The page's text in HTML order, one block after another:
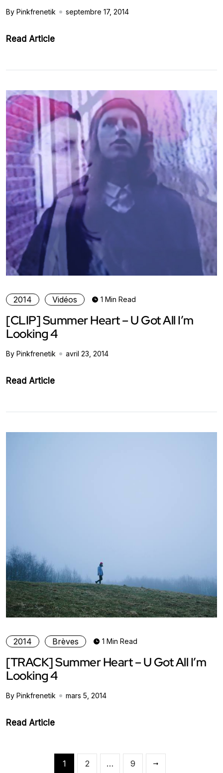
By Pinkfrenetik septembre 17, 2014
Read Article
2014 Vidéos 1 Min Read
[CLIP] Summer Heart – U Got All I’m
Looking 4
By Pinkfrenetik avril 23, 2014
Read Article
2014 Brèves 1 Min Read
[TRACK] Summer Heart – U Got All I’m
Looking 4
By Pinkfrenetik mars 5, 2014
Read Article
1 2 … 9